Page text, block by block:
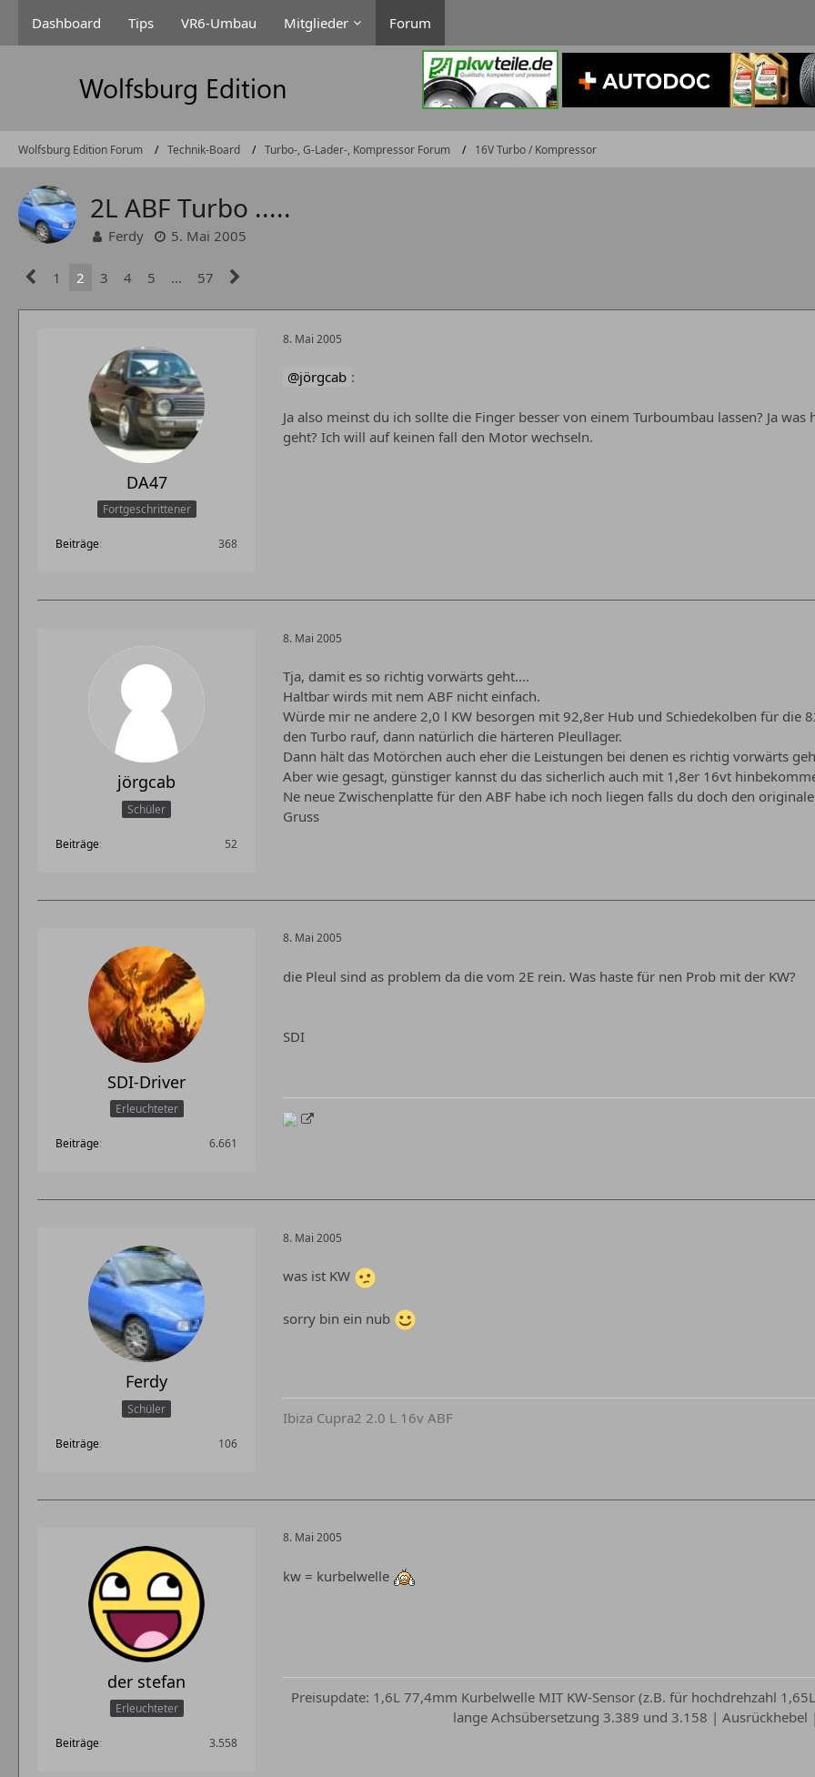
Dashboard Tips VR6-Umbau Mitglieder Forum
Wolfsburg Edition Forum Technik-Board Turbo-, G-Lader-, Kompressor Forum 16V Turbo / Kompressor
2L ABF Turbo .....
Ferdy 5. Mai 2005
1 2 3 4 5 … 57
DA47
Fortgeschrittener
Beiträge 368
8. Mai 2005
jörgcab :
Ja also meinst du ich sollte die Finger besser von einem Turboumbau lassen? Ja
geht? Ich will auf keinen fall den Motor wechseln.
jörgcab
Schüler
Beiträge 52
8. Mai 2005
Tja, damit es so richtig vorwärts geht....
Haltbar wirds mit nem ABF nicht einfach.
Würde mir ne andere 2,0 l KW besorgen mit 92,8er Hub und Schiedekolben für
den Turbo rauf, dann natürlich die härteren Pleullager.
Dann hält das Motörchen auch eher die Leistungen bei denen es richtig vorwärts
Aber wie gesagt, günstiger kannst du das sicherlich auch mit 1,8er 16vt
Ne neue Zwischenplatte für den ABF habe ich noch liegen falls du doch den
Gruss
SDI-Driver
Erleuchteter
Beiträge 6.661
8. Mai 2005
die Pleul sind as problem da die vom 2E rein. Was haste für nen Prob mit der KW?
SDI
Ferdy
Schüler
Beiträge 106
8. Mai 2005
was ist KW
sorry bin ein nub
Ibiza Cupra2 2.0 L 16v ABF
der stefan
Erleuchteter
Beiträge 3.558
8. Mai 2005
kw = kurbelwelle
Preisupdate: 1,6L 77,4mm Kurbelwelle MIT KW-Sensor (z.B. für hochdrehzahl
lange Achsübersetzung 3.389 und 3.158 |